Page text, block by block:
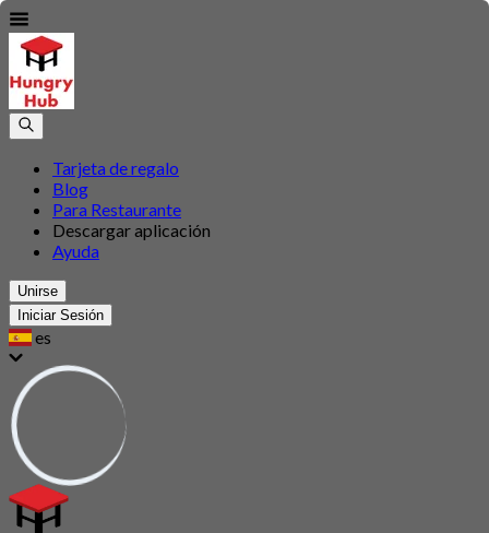
Tarjeta de regalo
Blog
Para Restaurante
Descargar aplicación
Ayuda
Unirse
Iniciar Sesión
es